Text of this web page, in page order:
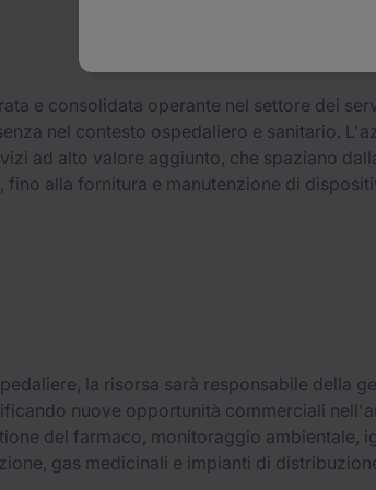
e consolidata operante nel settore dei
nel contesto ospedaliero e sanitario.
ad alto valore aggiunto, che spaziano
fino alla fornitura e manutenzione di
la risorsa sarà responsabile della
nuove opportunità commerciali
del farmaco, monitoraggio ambientale,
gas medicinali e impianti di